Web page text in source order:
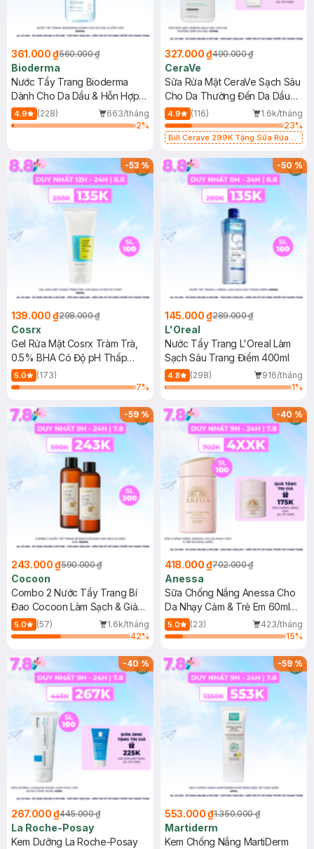
361.000 ₫560.000 ₫
Bioderma
Nước Tẩy Trang Bioderma
Dành Cho Da Dầu & Hỗn Hợp
500ml
4.9 (228)
663/tháng
2%
327.000 ₫490.000 ₫
CeraVe
Sữa Rửa Mặt CeraVe Sạch Sâu
Cho Da Thường Đến Da Dầu
473ml
4.9 (116)
1.6k/tháng
23%
Bill Cerave 299K Tặng Sữa Rửa
-53%
139.000 ₫298.000 ₫
Cosrx
Gel Rửa Mặt Cosrx Tràm Trà,
0.5% BHA Có Độ pH Thấp
150ml
5.0
(173)
7%
-50%
145.000 ₫289.000 ₫
L'Oreal
Nước Tẩy Trang L'Oreal Làm
Sạch Sâu Trang Điểm 400ml
4.8 (298)
916/tháng
1%
-59%
243.000 ₫590.000 ₫
Cocoon
Combo 2 Nước Tẩy Trang Bí
Đao Cocoon Làm Sạch & Giảm
Dầu 500ml
5.0 (57)
1.6k/tháng
42%
-40%
418.000 ₫702.000 ₫
Anessa
Sữa Chống Nắng Anessa Cho
Da Nhạy Cảm & Trẻ Em 60ml
(Mới)
5.0 (23)
423/tháng
15%
-40%
267.000 ₫445.000 ₫
La Roche-Posay
Kem Dưỡng La Roche-Posay
-59%
553.000 ₫1.350.000 ₫
Martiderm
Kem Chống Nắng MartiDerm